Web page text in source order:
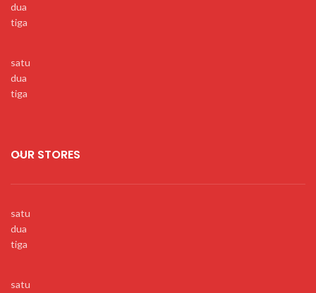
dua
tiga
satu
dua
tiga
OUR STORES
satu
dua
tiga
satu